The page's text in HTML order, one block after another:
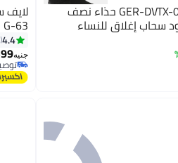
ديجافو حذاء ديجافو GER-DVTX-015 حذاء نصف
سحاب إغلاق للنساء
2
G-63 - هافان
4.4
جنيه